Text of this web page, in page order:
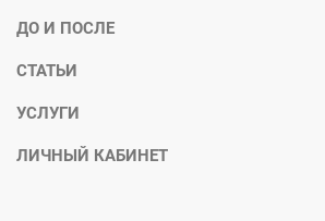
ДО И ПОСЛЕ
СТАТЬИ
УСЛУГИ
ЛИЧНЫЙ КАБИНЕТ